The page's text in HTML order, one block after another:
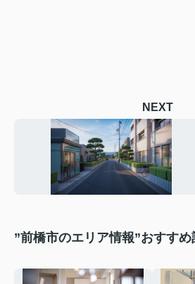
NEXT
”前橋市のエリア情報”おすすめ